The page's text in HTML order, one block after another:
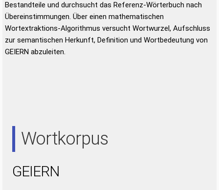
Bestandteile und durchsucht das Referenz-Wörterbuch nach
Übereinstimmungen. Über einen mathematischen
Wortextraktions-Algorithmus versucht Wortwurzel, Aufschluss
zur semantischen Herkunft, Definition und Wortbedeutung von
GEIERN abzuleiten.
Wortkorpus
GEIERN